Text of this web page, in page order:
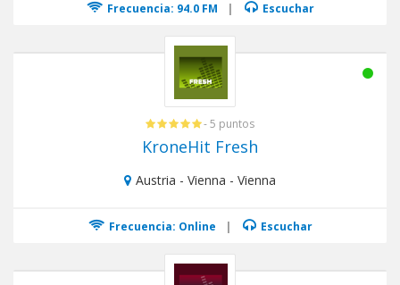
Frecuencia: 94.0 FM | Escuchar
- 5 puntos
KroneHit Fresh
Austria - Vienna - Vienna
Frecuencia: Online | Escuchar